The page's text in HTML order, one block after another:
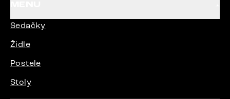
Sedačky
Židle
Postele
Stoly